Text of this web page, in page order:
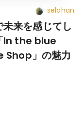
selohan
未来を感じてし
In the blue
」の魅力